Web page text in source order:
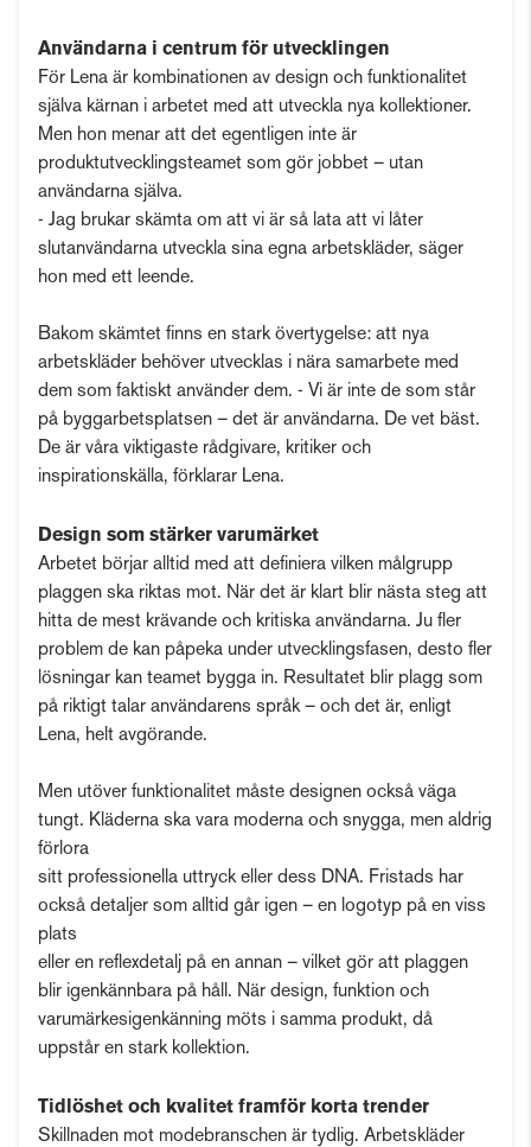
Användarna i centrum för utvecklingen
För Lena är kombinationen av design och funktionalitet
själva kärnan i arbetet med att utveckla nya kollektioner.
Men hon menar att det egentligen inte är
produktutvecklingsteamet som gör jobbet – utan
användarna själva.
- Jag brukar skämta om att vi är så lata att vi låter
slutanvändarna utveckla sina egna arbetskläder, säger
hon med ett leende.
Bakom skämtet finns en stark övertygelse: att nya
arbetskläder behöver utvecklas i nära samarbete med
dem som faktiskt använder dem. - Vi är inte de som står
på byggarbetsplatsen – det är användarna. De vet bäst.
De är våra viktigaste rådgivare, kritiker och
inspirationskälla, förklarar Lena.
Design som stärker varumärket
Arbetet börjar alltid med att definiera vilken målgrupp
plaggen ska riktas mot. När det är klart blir nästa steg att
hitta de mest krävande och kritiska användarna. Ju fler
problem de kan påpeka under utvecklingsfasen, desto fler
lösningar kan teamet bygga in. Resultatet blir plagg som
på riktigt talar användarens språk – och det är, enligt
Lena, helt avgörande.
Men utöver funktionalitet måste designen också väga
tungt. Kläderna ska vara moderna och snygga, men aldrig
förlora
sitt professionella uttryck eller dess DNA. Fristads har
också detaljer som alltid går igen – en logotyp på en viss
plats
eller en reflexdetalj på en annan – vilket gör att plaggen
blir igenkännbara på håll. När design, funktion och
varumärkesigenkänning möts i samma produkt, då
uppstår en stark kollektion.
Tidlöshet och kvalitet framför korta trender
Skillnaden mot modebranschen är tydlig. Arbetskläder